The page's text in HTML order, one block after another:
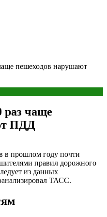
пешеходов нарушают
раз чаще
ПДД
в прошлом году почти
правил дорожного
из данных
ТАСС.